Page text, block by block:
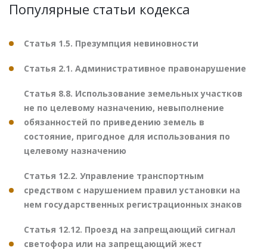
Популярные статьи кодекса
Статья 1.5. Презумпция невиновности
Статья 2.1. Административное правонарушение
Статья 8.8. Использование земельных участков
не по целевому назначению, невыполнение
обязанностей по приведению земель в
состояние, пригодное для использования по
целевому назначению
Статья 12.2. Управление транспортным
средством с нарушением правил установки на
нем государственных регистрационных знаков
Статья 12.12. Проезд на запрещающий сигнал
светофора или на запрещающий жест